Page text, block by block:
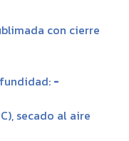
con cierre
-
secado al aire